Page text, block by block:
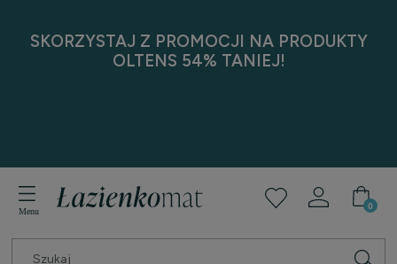
SKORZYSTAJ Z PROMOCJI NA PRODUKTY
OLTENS 54% TANIEJ!